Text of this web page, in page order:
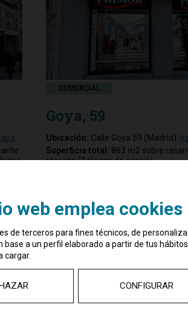
COMERCIAL
Goya, 59
Ubicación: Calle Goya 59 (Madrid)
Superficie total: 863 m2 sobre
rasante (2 plazas de garaje)
web emplea cookies
de terceros para fines técnicos, de
base a un perfil elaborado a partir de tus
cargar.
CONFIGURAR